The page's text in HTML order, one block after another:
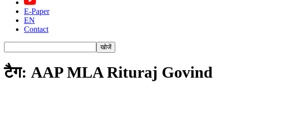
E-Paper
EN
Contact
टैग: AAP MLA Rituraj Govind